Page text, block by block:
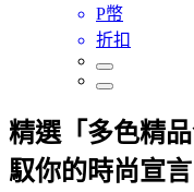
P幣
折扣
精選「多色精
馭你的時尚宣言